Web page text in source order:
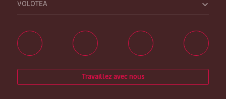
VOLOTEA
Travaillez avec nous